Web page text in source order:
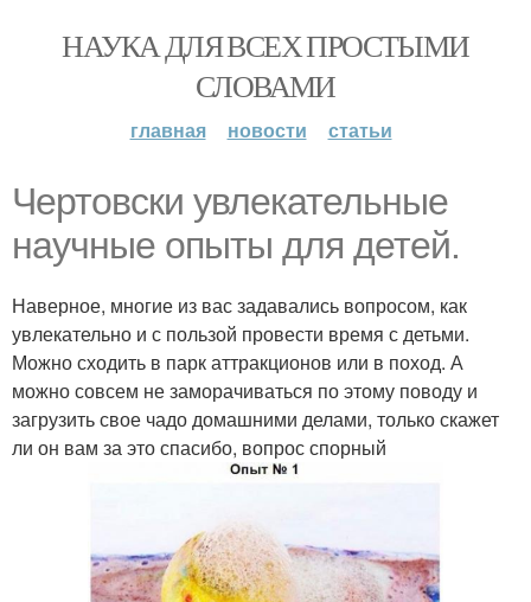
НАУКА ДЛЯ ВСЕХ ПРОСТЫМИ
СЛОВАМИ
главная новости статьи
Чертовски увлекательные
научные опыты для детей.
Наверное, многие из вас задавались вопросом, как
увлекательно и с пользой провести время с детьми.
Можно сходить в парк аттракционов или в поход. А
можно совсем не заморачиваться по этому поводу и
загрузить свое чадо домашними делами, только скажет
ли он вам за это спасибо, вопрос спорный